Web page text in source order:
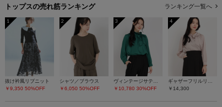
トップスの売れ筋ランキング ランキング一覧へ
1
抜け衿風リブニット
￥9,350 50%OFF
2
シャツ／ブラウス
￥6,050 50%OFF
3
ヴィンテージサテン シャツ/ブラウス
￥10,780 30%OFF
4
ギャザーフリルリボンブラウス
￥14,300